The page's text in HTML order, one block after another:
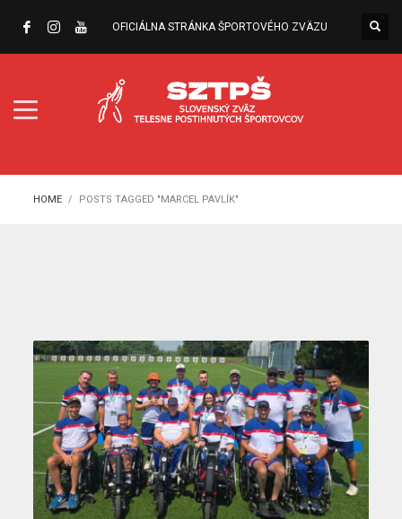
OFICIÁLNA STRÁNKA ŠPORTOVÉHO ZVÄZU
HOME POSTS TAGGED "MARCEL PAVLÍK"